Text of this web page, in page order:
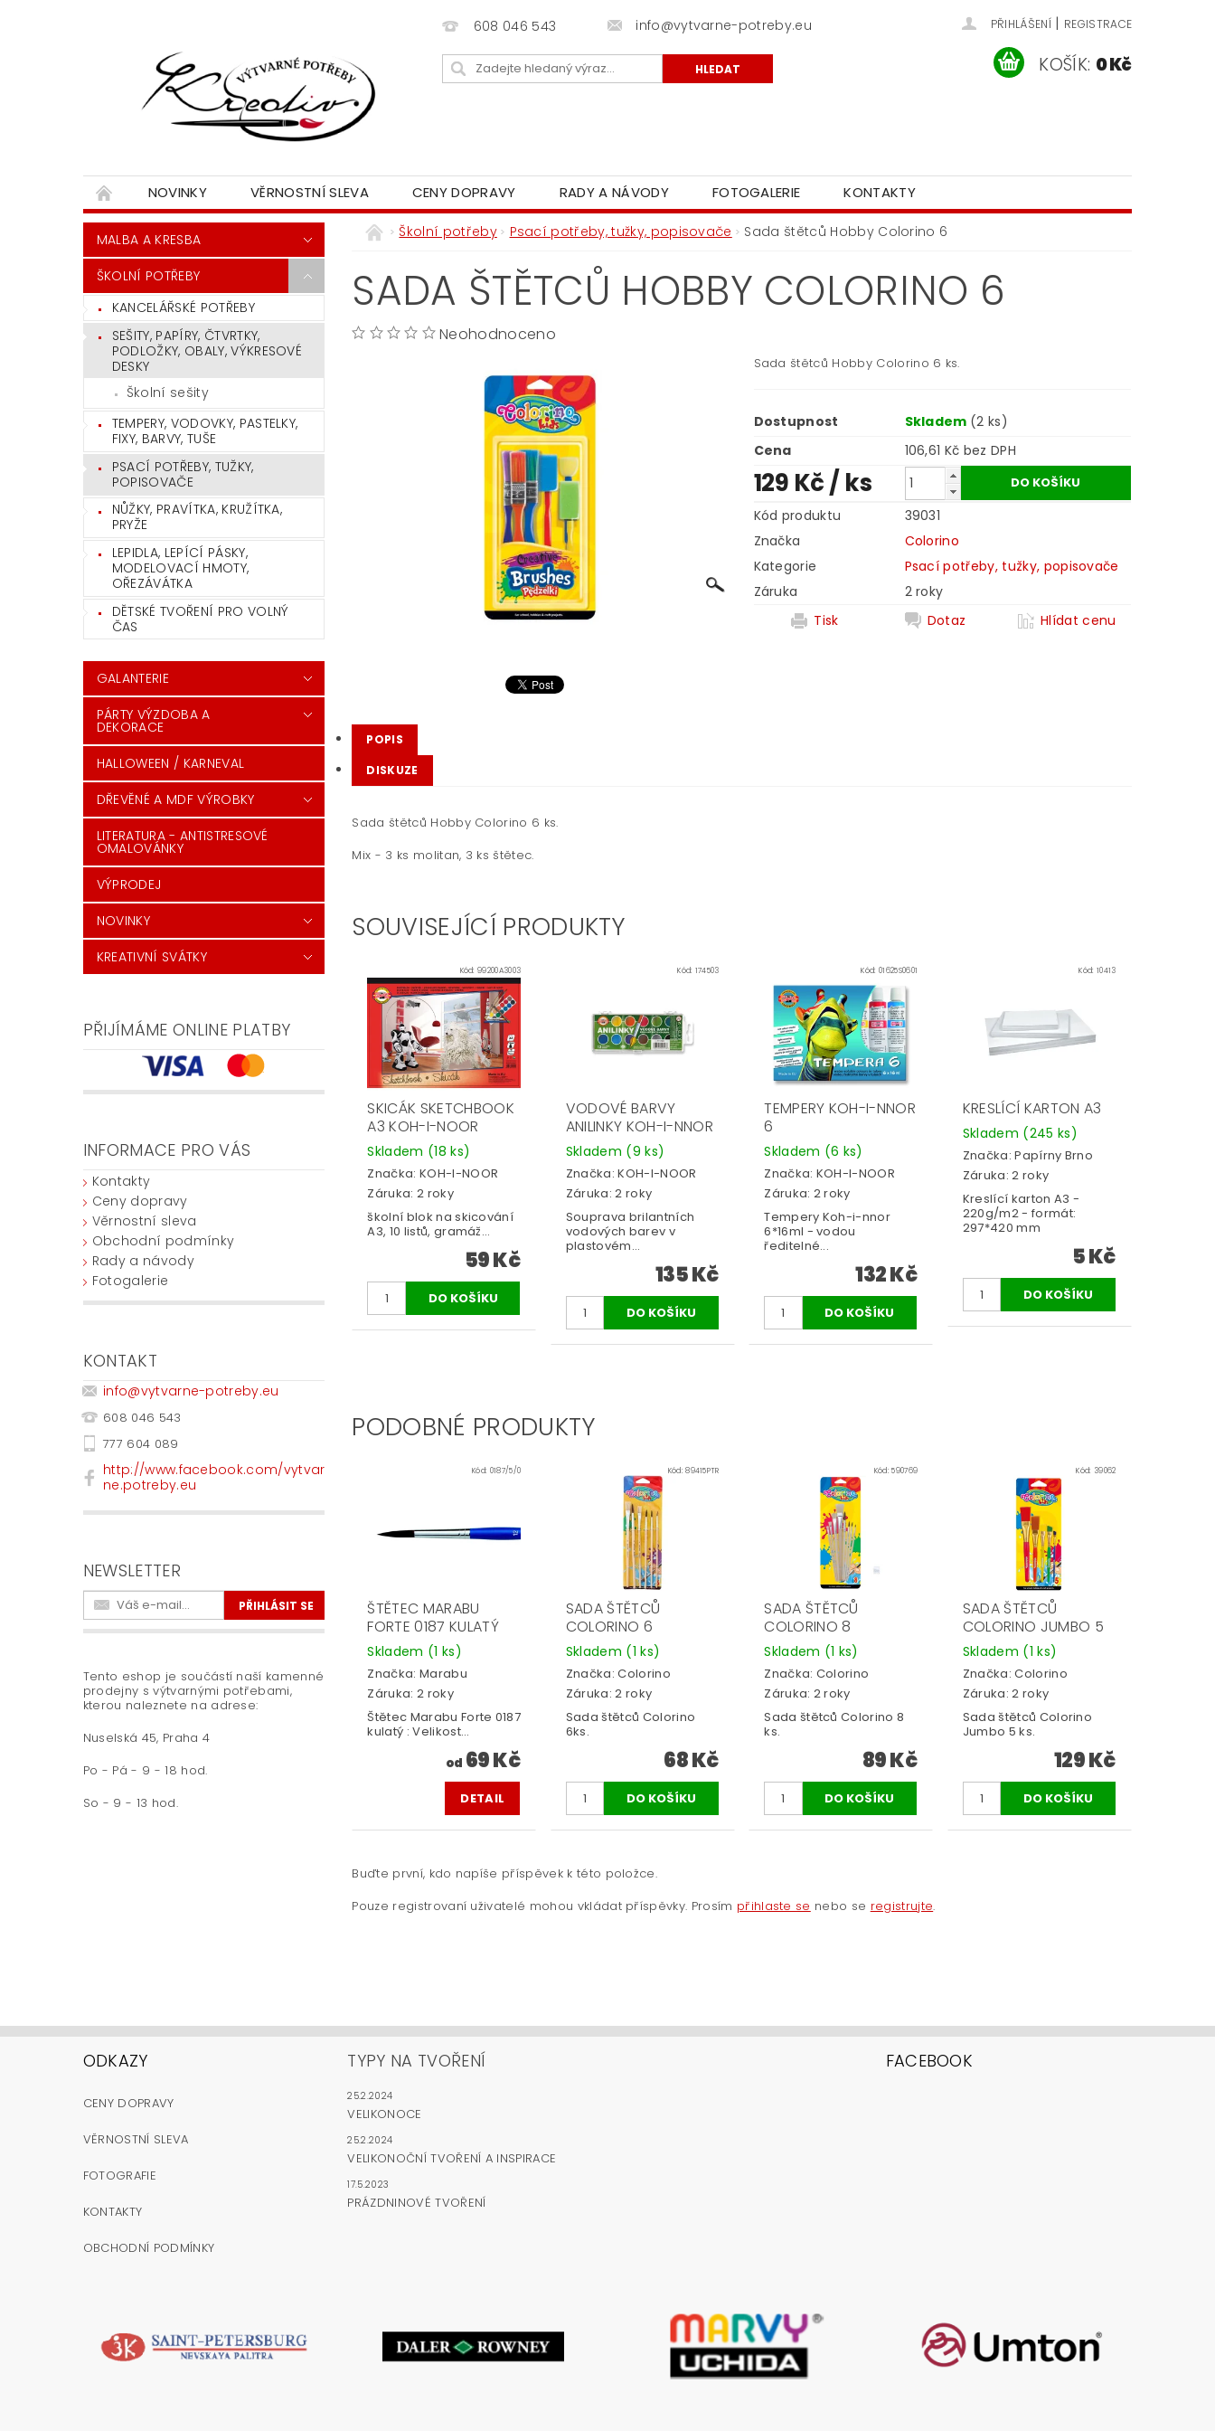
608 046 543 info@vytvarne-potreby.eu PŘIHLÁŠENÍ | REGISTRACE
KOŠÍK: 0 Kč
NOVINKY VĚRNOSTNÍ SLEVA CENY DOPRAVY RADY A NÁVODY FOTOGALERIE KONTAKTY
MALBA A KRESBA
ŠKOLNÍ POTŘEBY
KANCELÁŘSKÉ POTŘEBY
SEŠITY, PAPÍRY, ČTVRTKY,
PODLOŽKY, OBALY, VÝKRESOVÉ
DESKY
Školní sešity
TEMPERY, VODOVKY, PASTELKY,
FIXY, BARVY, TUŠE
PSACÍ POTŘEBY, TUŽKY,
POPISOVAČE
NŮŽKY, PRAVÍTKA, KRUŽÍTKA,
PRYŽE
LEPIDLA, LEPÍCÍ PÁSKY,
MODELOVACÍ HMOTY,
OŘEZÁVÁTKA
DĚTSKÉ TVOŘENÍ PRO VOLNÝ
ČAS
GALANTERIE
PÁRTY VÝZDOBA A
DEKORACE
HALLOWEEN / KARNEVAL
DŘEVĚNÉ A MDF VÝROBKY
LITERATURA - ANTISTRESOVÉ
OMALOVÁNKY
VÝPRODEJ
NOVINKY
KREATIVNÍ SVÁTKY
PŘIJÍMÁME ONLINE PLATBY
INFORMACE PRO VÁS
Kontakty
Ceny dopravy
Věrnostní sleva
Obchodní podmínky
Rady a návody
Fotogalerie
KONTAKT
info@vytvarne-potreby.eu
608 046 543
777 604 089
http://www.facebook.com/vytvar
ne.potreby.eu
NEWSLETTER
Tento eshop je součástí naší kamenné
prodejny s výtvarnými potřebami,
kterou naleznete na adrese:
Nuselská 45, Praha 4
Po - Pá - 9 - 18 hod.
So - 9 - 13 hod.
Školní potřeby Psací potřeby, tužky, popisovače Sada štětců Hobby Colorino 6
SADA ŠTĚTCŮ HOBBY COLORINO 6
Neohodnoceno
Sada štětců Hobby Colorino 6 ks.
Dostupnost Skladem (2 ks)
Cena
106,61 Kč bez DPH
129 Kč/ ks
Kód produktu
39031
Značka
Colorino
Kategorie
Psací potřeby, tužky, popisovače
Záruka
2 roky
Tisk
Dotaz Hlídat cenu
POPIS
DISKUZE
Sada štětců Hobby Colorino 6 ks.
Mix - 3 ks molitan, 3 ks štětec.
SOUVISEJÍCÍ PRODUKTY
Kód:99200A3003
SKICÁK SKETCHBOOK
A3 KOH-I-NOOR
Skladem (18 ks)
Značka: KOH-I-NOOR
Záruka: 2 roky
školní blok na skicování
A3, 10 listů, gramáž...
59 Kč
Kód: 174503
VODOVÉ BARVY
ANILINKY KOH-I-NNOR
Skladem (9 ks)
Značka:KOH-I-NOOR
Záruka: 2 roky
Souprava brilantních
vodových barev v
plastovém...
135 Kč
Kód:01625S0601
TEMPERY KOH-I-NNOR
6
Skladem (6 ks)
Značka: KOH-I-NOOR
Záruka: 2 roky
Tempery Koh-i-nnor
6*16ml - vodou
ředitelné...
132 Kč
Kód:10413
KRESLÍCÍ KARTON A3
Skladem (245 ks)
Značka:Papírny Brno
Záruka: 2 roky
Kreslící karton A3 -
220g/m2 - formát:
297*420 mm
5 Kč
PODOBNÉ PRODUKTY
Kód: 0187/5/0
ŠTĚTEC MARABU
FORTE 0187 KULATÝ
Skladem (1 ks)
Značka: Marabu
Záruka: 2 roky
Štětec Marabu Forte 0187
kulatý : Velikost...
od 69 Kč
DETAIL
Kód:89415PTR
SADA ŠTĚTCŮ
COLORINO 6
Skladem (1 ks)
Značka:Colorino
Záruka: 2 roky
Sada štětců Colorino
6ks.
68 Kč
Kód:590769
SADA ŠTĚTCŮ
COLORINO 8
Skladem (1 ks)
Značka: Colorino
Záruka: 2 roky
Sada štětců Colorino 8
ks.
89 Kč
Kód: 39062
SADA ŠTĚTCŮ
COLORINO JUMBO 5
Skladem (1 ks)
Značka:Colorino
Záruka: 2 roky
Sada štětců Colorino
Jumbo 5 ks.
129 Kč
Buďte první, kdo napíše příspěvek k této položce.
Pouze registrovaní uživatelé mohou vkládat příspěvky. Prosím přihlaste se nebo se registrujte.
ODKAZY
CENY DOPRAVY
VĚRNOSTNÍ SLEVA
FOTOGRAFIE
KONTAKTY
OBCHODNÍ PODMÍNKY
TYPY NA TVOŘENÍ
25.2.2024
VELIKONOCE
25.2.2024
VELIKONOČNÍ TVOŘENÍ A INSPIRACE
17.5.2023
PRÁZDNINOVÉ TVOŘENÍ
FACEBOOK